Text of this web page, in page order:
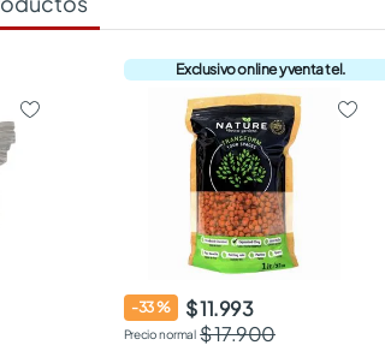
-33%
$ 11.993
$ 17.900
escritorio
comedores